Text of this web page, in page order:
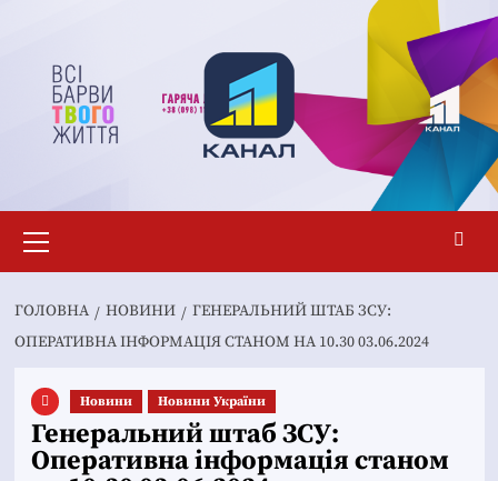
вмісту
меню
ГОЛОВНА НОВИНИ
ГЕНЕРАЛЬНИЙ ШТАБ ЗСУ:
ОПЕРАТИВНА ІНФОРМАЦІЯ СТАНОМ НА 10.30 03.06.2024
Новини Новини України
Генеральний штаб ЗСУ:
Оперативна інформація станом